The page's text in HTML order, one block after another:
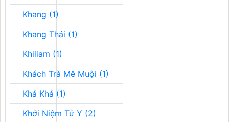
Khang (1)
Khang Thái (1)
Khiliam (1)
Khách Trà Mê Muội (1)
Khả Khả (1)
Khởi Niệm Tử Y (2)